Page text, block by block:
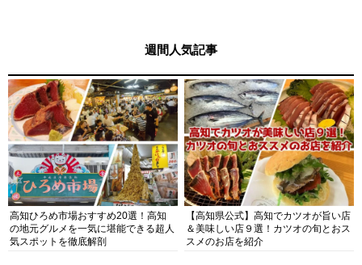
週間人気記事
高知ひろめ市場おすすめ20選！高知
の地元グルメを一気に堪能できる超人
気スポットを徹底解剖
【高知県公式】高知でカツオが旨い店
＆美味しい店９選！カツオの旬とおス
スメのお店を紹介